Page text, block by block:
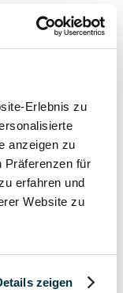
Erlebnis zu
anzeigen zu
Präferenzen für
erfahren und
Website zu
zeigen